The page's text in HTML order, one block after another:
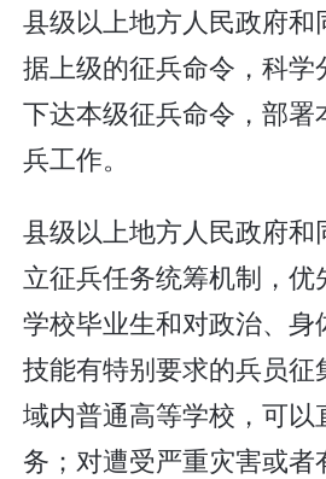
县级以上地方人民政府和
据上级的征兵命令，科学
下达本级征兵命令，部署
兵工作。
县级以上地方人民政府和
立征兵任务统筹机制，优
学校毕业生和对政治、身
技能有特别要求的兵员征
域内普通高等学校，可
务；对遭受严重灾害或